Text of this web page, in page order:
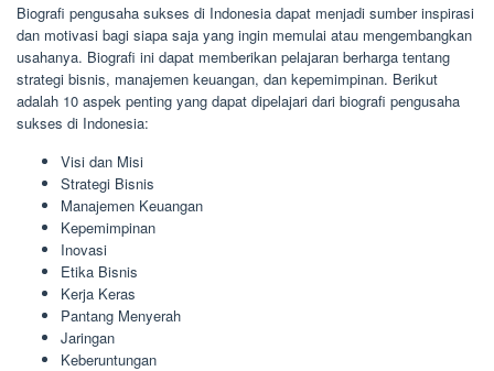
Biografi pengusaha sukses di Indonesia dapat menjadi sumber inspirasi
dan motivasi bagi siapa saja yang ingin memulai atau mengembangkan
usahanya. Biografi ini dapat memberikan pelajaran berharga tentang
strategi bisnis, manajemen keuangan, dan kepemimpinan. Berikut
adalah 10 aspek penting yang dapat dipelajari dari biografi pengusaha
sukses di Indonesia:
Visi dan Misi
Strategi Bisnis
Manajemen Keuangan
Kepemimpinan
Inovasi
Etika Bisnis
Kerja Keras
Pantang Menyerah
Jaringan
Keberuntungan